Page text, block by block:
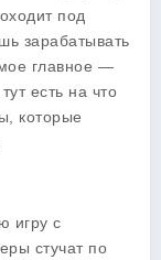
под
зарабатывать
главное —
есть на что
которые
игру с
стучат по